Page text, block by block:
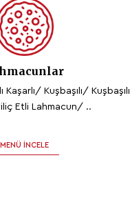
Kaşarlı/ Kuşbaşılı/ Kuşbaşılı
Etli Lahmacun/ ..
MENÜ İNCELE